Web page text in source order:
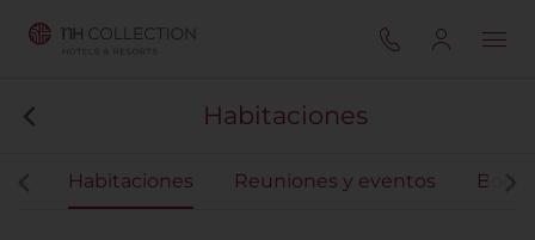
Habitaciones
Habitaciones Reuniones y eventos Bodas